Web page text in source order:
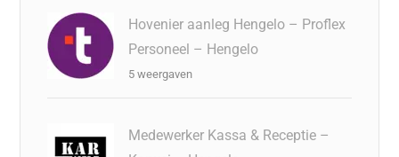
Hovenier aanleg Hengelo – Proflex
Personeel – Hengelo
5 weergaven
Medewerker Kassa & Receptie –